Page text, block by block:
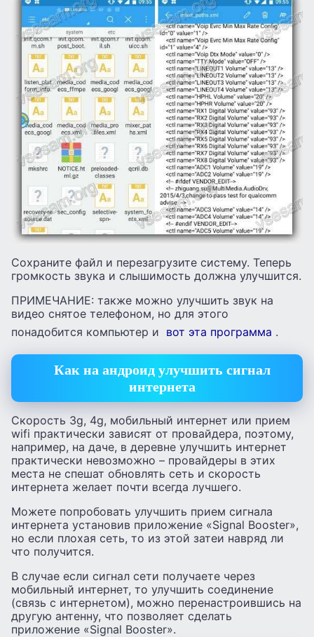
Сохраните файл и перезагрузите систему. Теперь
громкость звука и слышимость должна улучшится.
ПРИМЕЧАНИЕ: также можно улучшить звук на
видео снятое телефоном, но для этого
понадобится компьютер и вот эта программа .
Как на андроид улучшить сигнал
интернета
Скорость 3g, 4g, мобильный интернет или прием
wifi практически зависят от провайдера, поэтому,
например, на даче, в деревне улучшить интернет
практически невозможно – провайдеры в этих
места не спешат обновлять сеть и скорость
интернета желает почти всегда лучшего.
Можете попробовать улучшить прием сигнала
интернета установив приложение «Signal Booster»,
но если плохая сеть, то из этой затеи навряд ли
что получится.
В случае если сигнал сети получаете через
мобильный интернет, то улучшить соединение
(связь с интернетом), можно перенастроившись на
другую антенну, что позволяет сделать
приложение «Signal Booster».